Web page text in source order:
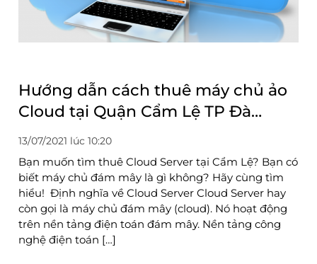
Hướng dẫn cách thuê máy chủ ảo
Cloud tại Quận Cẩm Lệ TP Đà
Nẵng
13/07/2021 lúc 10:20
Bạn muốn tìm thuê Cloud Server tại Cẩm Lệ? Bạn có
biết máy chủ đám mây là gì không? Hãy cùng tìm
hiểu! Định nghĩa về Cloud Server Cloud Server hay
còn gọi là máy chủ đám mây (cloud). Nó hoạt động
trên nền tảng điện toán đám mây. Nền tảng công
nghệ điện toán […]